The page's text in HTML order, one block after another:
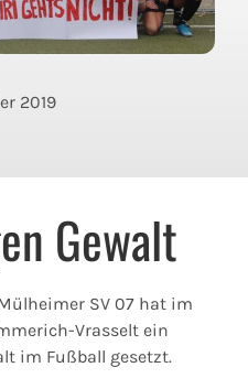
2019
Gewalt
SV 07 hat im
Vrasselt ein
im Fußball gesetzt.